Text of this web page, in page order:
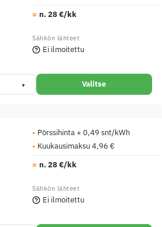
n. 28 €/kk
Ei ilmoitettu
Valitse
Pörssihinta + 0,49 snt/kWh
Kuukausimaksu 4,96 €
n. 28 €/kk
Ei ilmoitettu